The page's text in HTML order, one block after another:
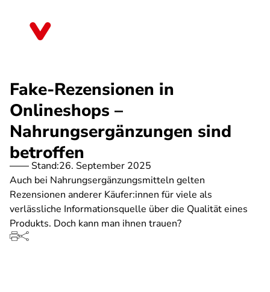
Fake-Rezensionen in
Onlineshops –
Nahrungsergänzungen sind
betroffen
Stand:26. September 2025
Auch bei Nahrungsergänzungsmitteln gelten
Rezensionen anderer Käufer:innen für viele als
verlässliche Informationsquelle über die Qualität eines
Produkts. Doch kann man ihnen trauen?